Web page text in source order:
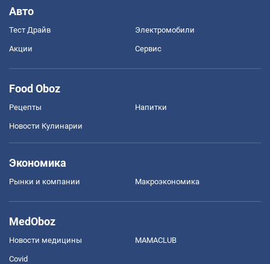
Авто
Тест Драйв Электромобили
Акции Сервис
Food Oboz
Рецепты Напитки
Новости Кулинарии
Экономика
Рынки и компании Mакроэкономика
MedOboz
Новости медицины MAMACLUB
Covid